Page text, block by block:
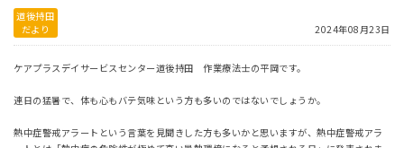
リクルート
道後持田
だより
2024年08月23日
ケアプラスデイサービスセンター道後持田 作業療法士の平岡です。
連日の猛暑で、体も心もバテ気味という方も多いのではないでしょうか。
熱中症警戒アラートという言葉を見聞きした方も多いかと思いますが、熱中症警戒アラ